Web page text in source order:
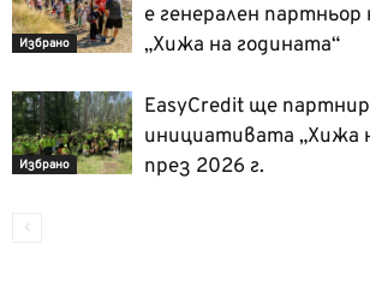
Избрано
е генерален
„Хижа на годината“
Избрано
EasyCredit ще
инициативата „Хижа
през 2026 г.